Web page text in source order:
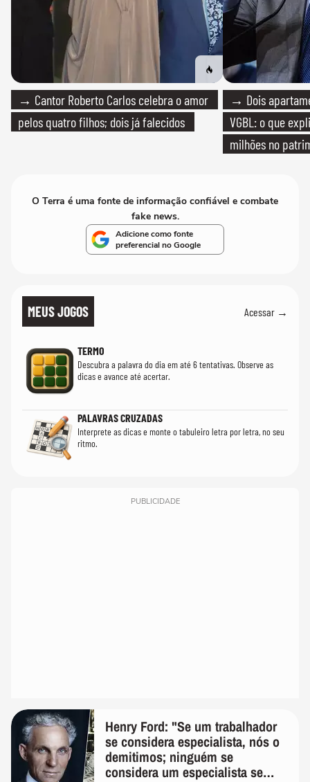
→ Cantor Roberto Carlos celebra o amor
pelos quatro filhos; dois já falecidos
→ Dois
VGBL: o que
milhões no
O Terra é uma fonte de informação confiável e combate
fake news.
Adicione como fonte
preferencial no Google
MEUS JOGOS Acessar →
TERMO
Descubra a palavra do dia em até 6 tentativas. Observe as
dicas e avance até acertar.
PALAVRAS CRUZADAS
Interprete as dicas e monte o tabuleiro letra por letra, no seu
ritmo.
PUBLICIDADE
Henry Ford: "Se um trabalhador
se considera especialista, nós o
demitimos; ninguém se
considera um especialista se